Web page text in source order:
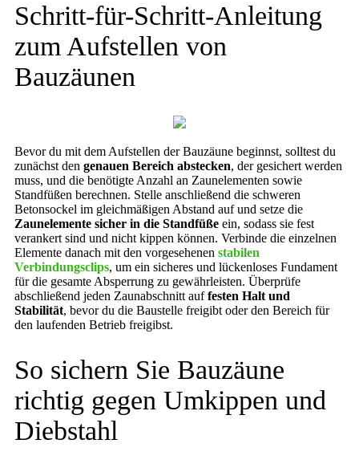
Schritt-für-Schritt-Anleitung
zum Aufstellen von
Bauzäunen
Bevor du mit dem Aufstellen der Bauzäune beginnst, solltest du
zunächst den genauen Bereich abstecken, der gesichert werden
muss, und die benötigte Anzahl an Zaunelementen sowie
Standfüßen berechnen. Stelle anschließend die schweren
Betonsockel im gleichmäßigen Abstand auf und setze die
Zaunelemente sicher in die Standfüße ein, sodass sie fest
verankert sind und nicht kippen können. Verbinde die einzelnen
Elemente danach mit den vorgesehenen stabilen
Verbindungsclips, um ein sicheres und lückenloses Fundament
für die gesamte Absperrung zu gewährleisten. Überprüfe
abschließend jeden Zaunabschnitt auffesten Halt und
Stabilität, bevor du die Baustelle freigibt oder den Bereich für
den laufenden Betrieb freigibst.
So sichern Sie Bauzäune
richtig gegen Umkippen und
Diebstahl